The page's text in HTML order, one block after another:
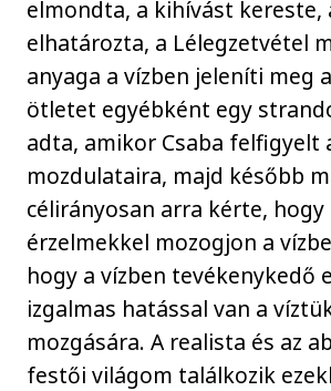
elmondta, a kihívást kereste,
elhatározta, a Lélegzetvétel
anyaga a vízben jeleníti meg
ötletet egyébként egy
adta, amikor Csaba felfigyelt
mozdulataira, majd később
célirányosan arra kérte,
érzelmekkel mozogjon a
hogy a vízben tevékenykedő
izgalmas hatással van a
mozgására. A realista és az
festői világom találkozik